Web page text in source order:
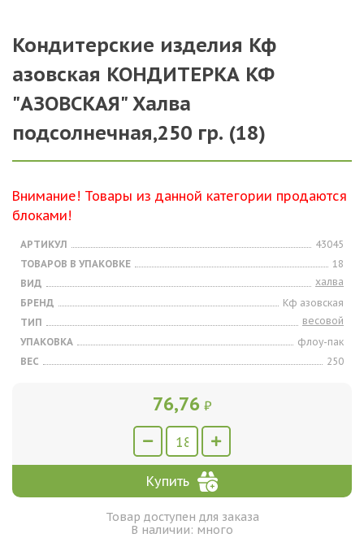
Кондитерские изделия Кф
азовская КОНДИТЕРКА КФ
"АЗОВСКАЯ" Халва
подсолнечная,250 гр. (18)
Внимание! Товары из данной категории продаются
блоками!
АРТИКУЛ
43045
ТОВАРОВ В УПАКОВКЕ
18
ВИД
халва
БРЕНД
Кф азовская
ТИП
весовой
УПАКОВКА
флоу-пак
ВЕС
250
76,76 ₽
Купить
Товар доступен для заказа
В наличии: много